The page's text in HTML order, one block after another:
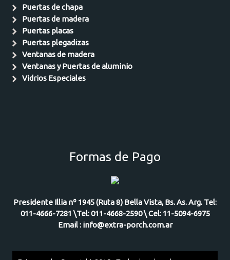
Puertas de chapa
Puertas de madera
Puertas placas
Puertas plegadizas
Ventanas de madera
Ventanas y Puertas de aluminio
Vidrios Especiales
Formas de Pago
Presidente Illia nº 1945 (Ruta 8) Bella Vista, Bs. As. Arg. Tel:
011-4666-7281 \Tel: 011-4668-2590 \ Cel: 11-5094-6975
Email : info@extra-porch.com.ar